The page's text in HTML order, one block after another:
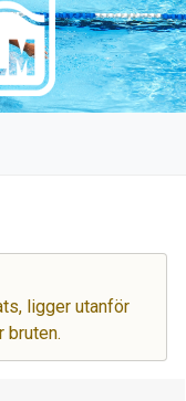
ligger utanför
bruten.